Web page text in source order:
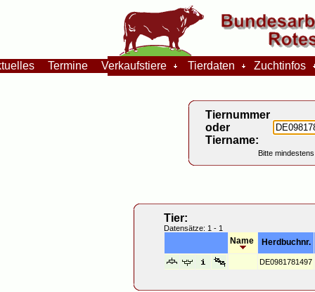
Termine Verkaufstiere Tierdaten Zuchtinfos
Tiernummer
oder
Tiername:
Bitte
Tier:
Datensätze: 1 - 1
Name Herdbuchnr.
DE0981781497